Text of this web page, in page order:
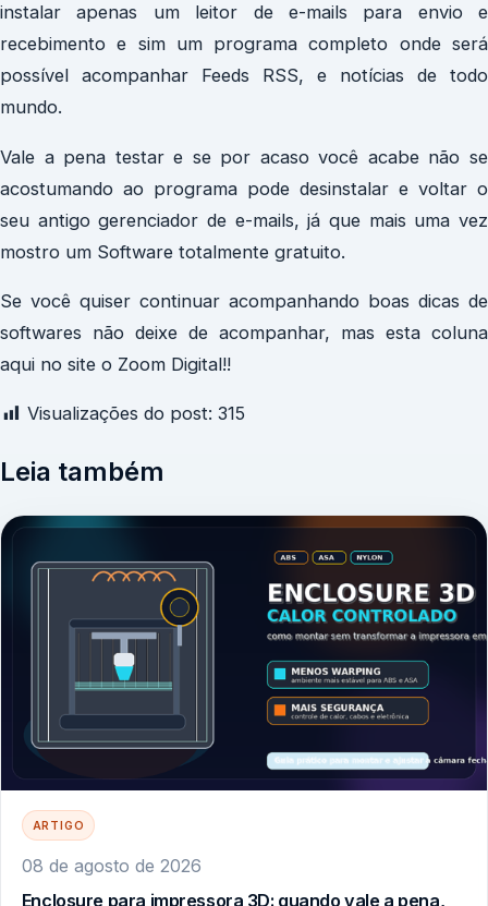
instalar apenas um leitor de e-mails para envio e
recebimento e sim um programa completo onde será
possível acompanhar Feeds RSS, e notícias de todo
mundo.
Vale a pena testar e se por acaso você acabe não se
acostumando ao programa pode desinstalar e voltar o
seu antigo gerenciador de e-mails, já que mais uma vez
mostro um Software totalmente gratuito.
Se você quiser continuar acompanhando boas dicas de
softwares não deixe de acompanhar, mas esta coluna
aqui no site o Zoom Digital!!
Visualizações do post: 315
Leia também
ARTIGO
08 de agosto de 2026
Enclosure para impressora 3D: quando vale a pena,